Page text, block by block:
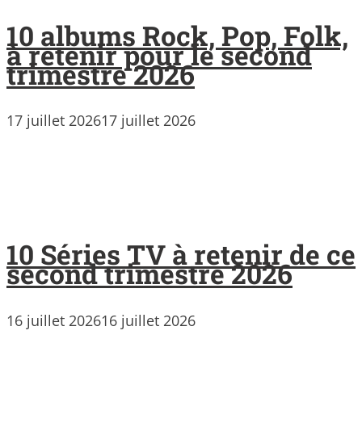
10 albums Rock, Pop, Folk,
à retenir pour le second
trimestre 2026
17 juillet 202617 juillet 2026
10 Séries TV à retenir de ce
second trimestre 2026
16 juillet 202616 juillet 2026